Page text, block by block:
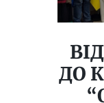
ДО